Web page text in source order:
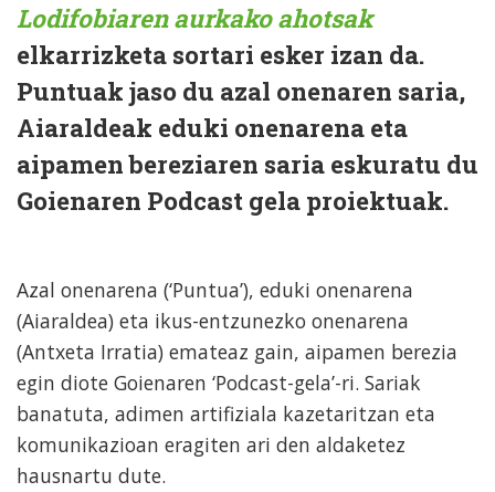
Lodifobiaren aurkako ahotsak
elkarrizketa sortari esker izan da.
Puntuak jaso du azal onenaren saria,
Aiaraldeak eduki onenarena eta
aipamen bereziaren saria eskuratu du
Goienaren Podcast gela proiektuak.
Azal onenarena (‘Puntua’), eduki onenarena
(Aiaraldea) eta ikus-entzunezko onenarena
(Antxeta Irratia) emateaz gain, aipamen berezia
egin diote Goienaren ‘Podcast-gela’-ri. Sariak
banatuta, adimen artifiziala kazetaritzan eta
komunikazioan eragiten ari den aldaketez
hausnartu dute.